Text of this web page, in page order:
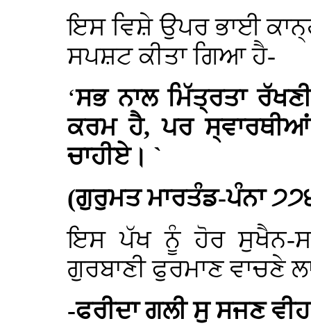
ਇਸ ਵਿਸ਼ੇ ਉਪਰ ਭਾਈ
ਸਪਸ਼ਟ ਕੀਤਾ ਗਿਆ ਹੈ-
‘ਸਭ ਨਾਲ ਮਿੱਤ੍ਰਤਾ
ਕਰਮ ਹੈ, ਪਰ ਸ੍ਵਾਰਥੀਆਂ
ਚਾਹੀਏ। `
(ਗੁਰੁਮਤ ਮਾਰਤੰਡ-ਪੰਨਾ
ਇਸ ਪੱਖ ਨੂੰ ਹੋਰ ਸੁਖੈਨ-
ਗੁਰਬਾਣੀ ਫੁਰਮਾਣ ਵਾਚਣੇ
-ਫਰੀਦਾ ਗਲੀ ਸੁ ਸਜਣ